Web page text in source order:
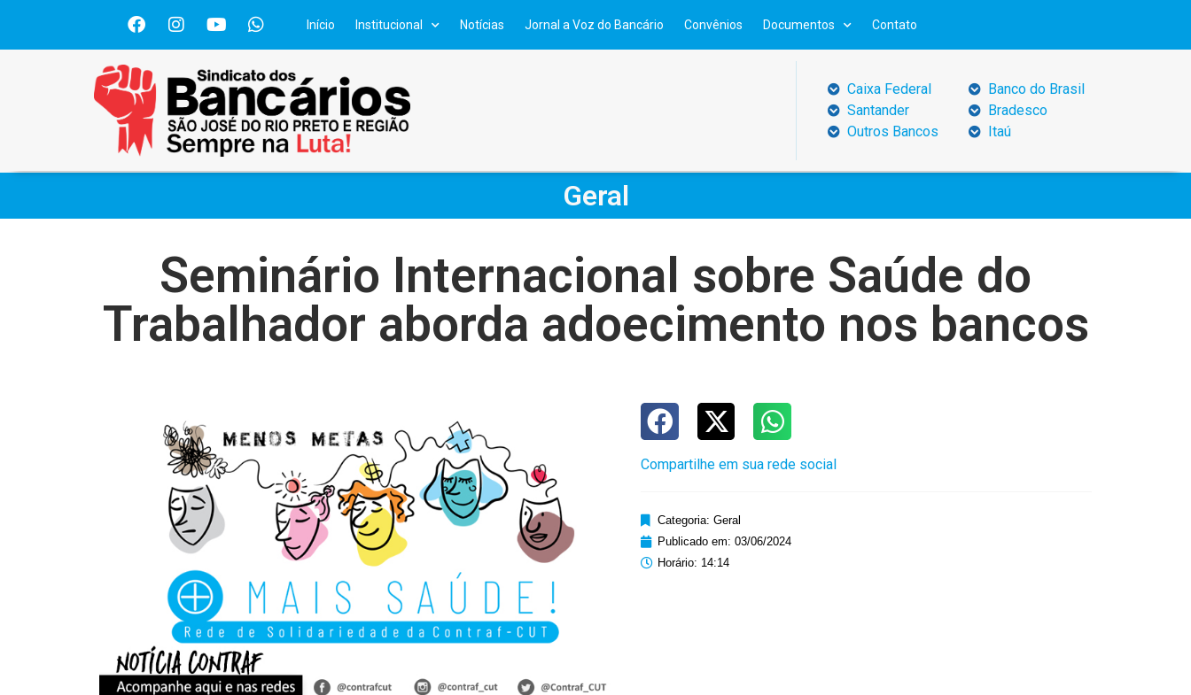
Início Institucional Notícias Jornal a Voz do Bancário Convênios Documentos Contato
Caixa Federal
Santander
Outros Bancos
Banco do Brasil
Bradesco
Itaú
Geral
Seminário Internacional sobre Saúde do
Trabalhador aborda adoecimento nos bancos
Compartilhe em sua rede social
Categoria: Geral
Publicado em: 03/06/2024
Horário: 14:14